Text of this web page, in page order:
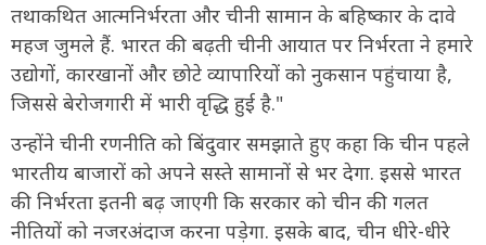
तथाकथित आत्मनिर्भरता और चीनी सामान के बहिष्कार के दावे
महज जुमले हैं. भारत की बढ़ती चीनी आयात पर निर्भरता ने हमारे
उद्योगों, कारखानों और छोटे व्यापारियों को नुकसान पहुंचाया है,
जिससे बेरोजगारी में भारी वृद्धि हुई है."
उन्होंने चीनी रणनीति को बिंदुवार समझाते हुए कहा कि चीन पहले
भारतीय बाजारों को अपने सस्ते सामानों से भर देगा. इससे भारत
की निर्भरता इतनी बढ़ जाएगी कि सरकार को चीन की गलत
नीतियों को नजरअंदाज करना पड़ेगा. इसके बाद, चीन धीरे-धीरे